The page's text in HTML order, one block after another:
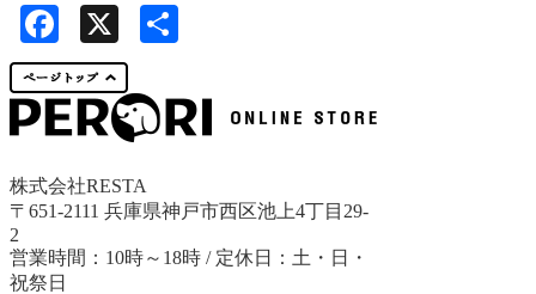
Facebook
株式会社RESTA
〒651-2111 兵庫県神戸市西区池上4丁目29-
2
営業時間：10時～18時 / 定休日：土・日・
祝祭日